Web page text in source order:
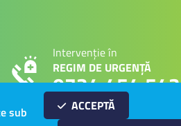
sub
ACCEPTĂ
Intervenție în
REGIM DE URGENȚĂ
0734 454 543